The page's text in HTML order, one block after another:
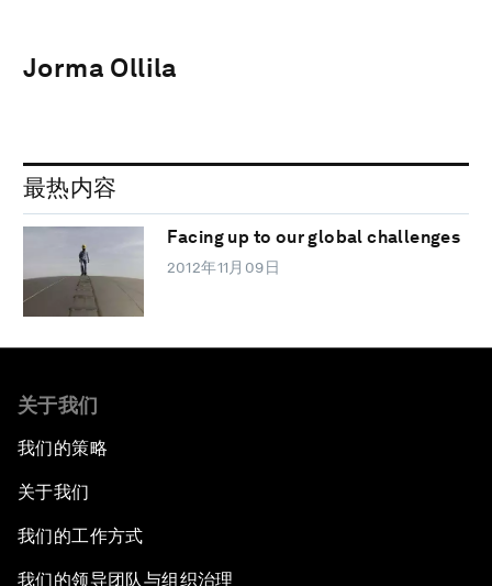
Jorma Ollila
最热内容
Facing up to our global challenges
2012年11月09日
关于我们
我们的策略
关于我们
我们的工作方式
我们的领导团队与组织治理